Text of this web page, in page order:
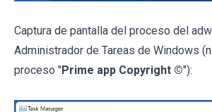
Captura de pantalla del proceso del
Administrador de Tareas de Windows
proceso "Prime app Copyright ©"):